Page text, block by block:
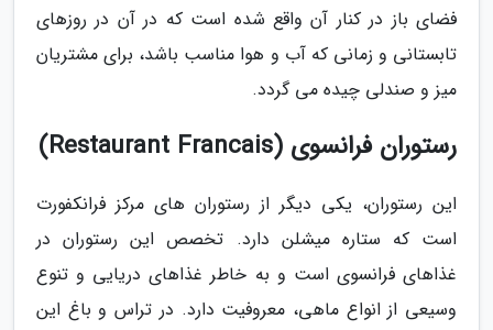
فضای باز در کنار آن واقع شده است که در آن در روزهای
تابستانی و زمانی که آب و هوا مناسب باشد، برای مشتریان
میز و صندلی چیده می گردد.
رستوران فرانسوی (Restaurant Francais)
این رستوران، یکی دیگر از رستوران های مرکز فرانکفورت
است که ستاره میشلن دارد. تخصص این رستوران در
غذاهای فرانسوی است و به خاطر غذاهای دریایی و تنوع
وسیعی از انواع ماهی، معروفیت دارد. در تراس و باغ این